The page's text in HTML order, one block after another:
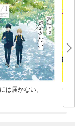
は届かない。